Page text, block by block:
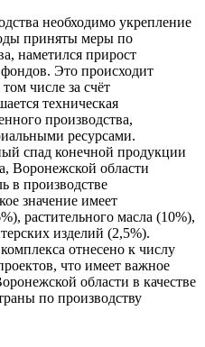
необходимо укрепление
приняты меры по
наметился прирост
Это происходит
числе за счёт
техническая
производства,
ресурсами.
спад конечной продукции
Воронежской области
в производстве
значение имеет
растительного масла (10%),
изделий (2,5%).
отнесено к числу
что имеет важное
области в качестве
по производству